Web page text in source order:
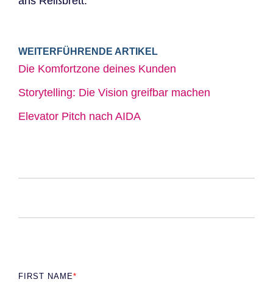
WEITERFÜHRENDE ARTIKEL
Die Komfortzone deines Kunden
Storytelling: Die Vision greifbar machen
Elevator Pitch nach AIDA
FIRST NAME*